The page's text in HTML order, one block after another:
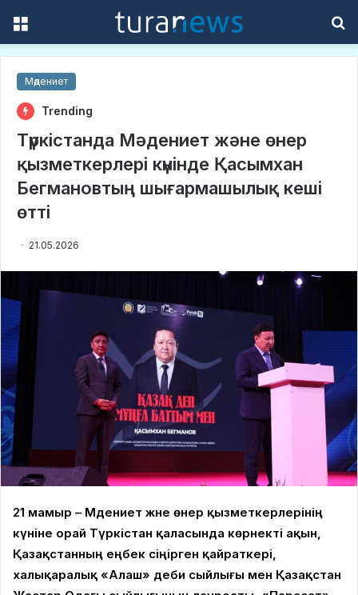
Мәдениет
Trending
Түркістанда Мәдениет және өнер
қызметкерлері күнінде Қасымхан
Бегмановтың шығармашылық кеші
өтті
21.05.2026
21 мамыр – Мәдениет және өнер қызметкерлерінің
күніне орай Түркістан қаласында көрнекті ақын,
Қазақстанның еңбек сіңірген қайраткері,
халықаралық «Алаш» әдеби сыйлығы мен Қазақстан